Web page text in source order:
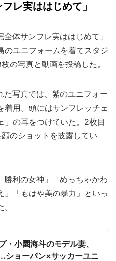
レ実ははじめて」
体サンフレ実ははじめて」
のユニフォームを着てスタジ
の写真と動画を投稿した。
写真では、紫のユニフォー
着用。頭にはサンフレッチェ
」の耳をつけていた。2枚目
のショットを披露してい
利の女神」「めっちゃかわ
」「もはや美の暴力」といっ
・小園海斗のモデル妻、
ショーパン×サッカーユニ